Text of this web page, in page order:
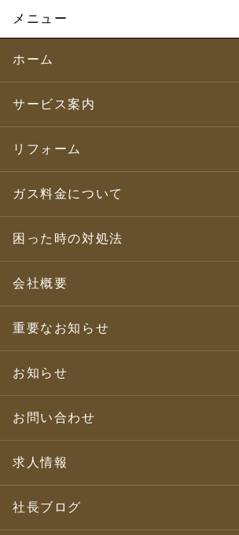
メニュー
ホーム
サービス案内
リフォーム
ガス料金について
困った時の対処法
会社概要
重要なお知らせ
お知らせ
お問い合わせ
求人情報
社長ブログ